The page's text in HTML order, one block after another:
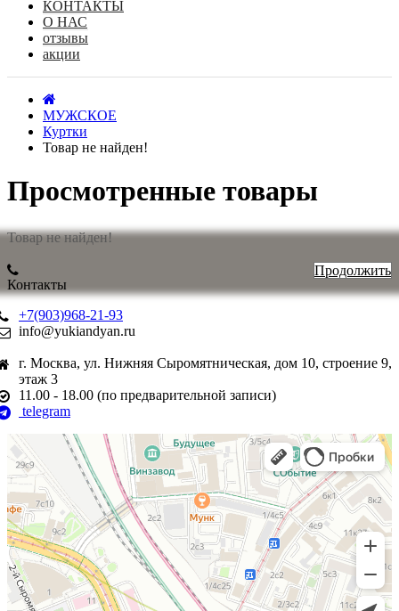
КОНТАКТЫ
О НАС
отзывы
акции
МУЖСКОЕ
Куртки
Товар не найден!
Просмотренные товары
Товар не найден!
Продолжить
Контакты
+7(903)968-21-93
info@yukiandyan.ru
г. Москва, ул. Нижняя Сыромятническая, дом 10, строение 9,
этаж 3
11.00 - 18.00 (по предварительной записи)
telegram